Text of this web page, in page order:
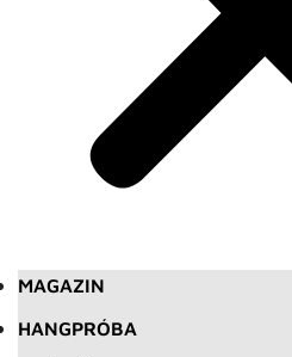
MAGAZIN
HANGPRÓBA